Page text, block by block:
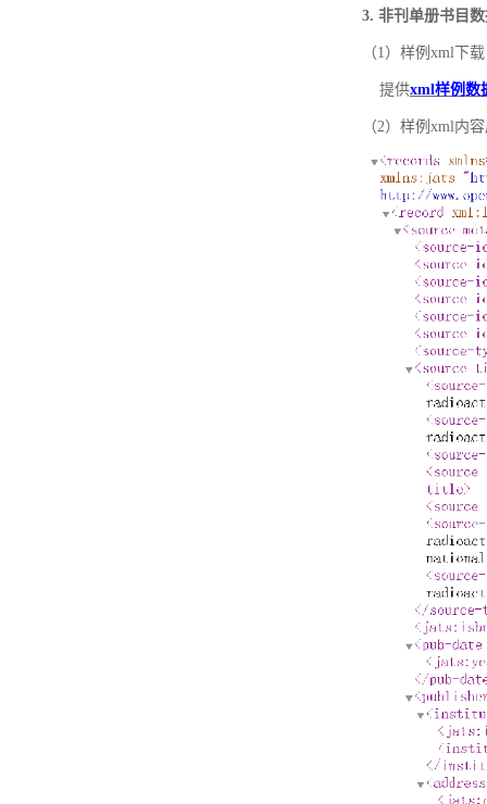
3. 非刊单册书目
（1）样例xml下载
提供xml样例数
（2）样例xml内